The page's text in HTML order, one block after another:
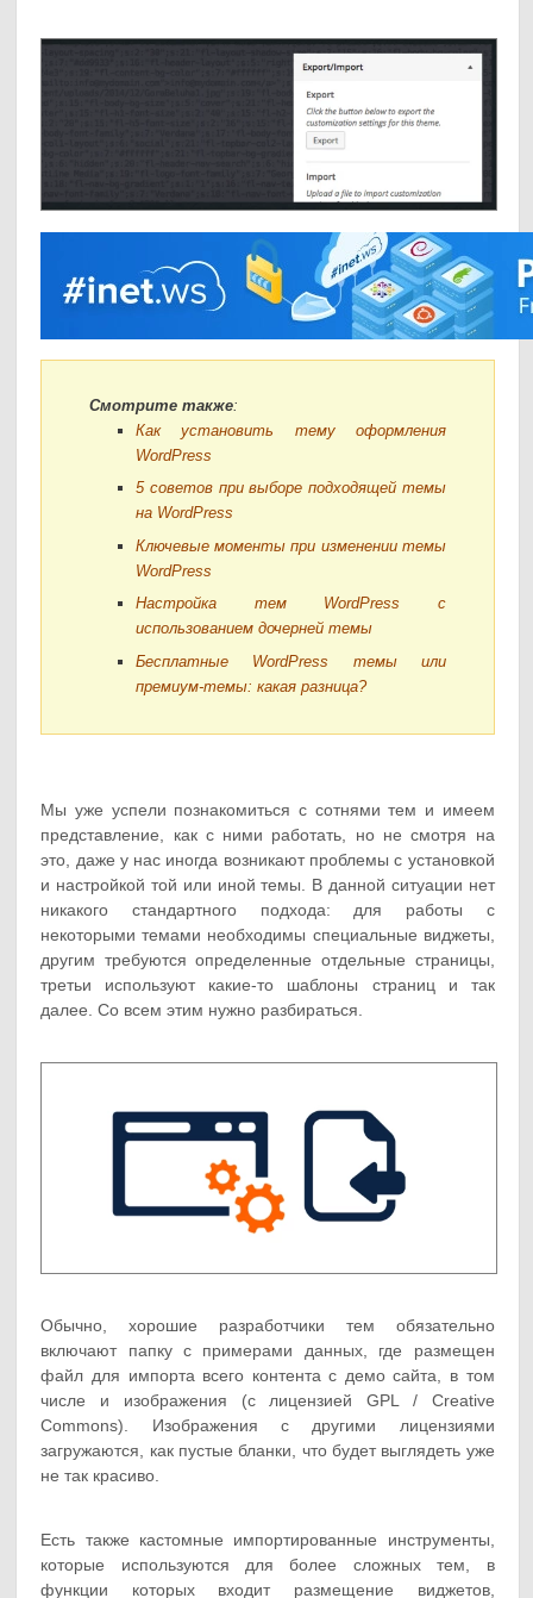
Смотрите также:
Как установить тему оформления
WordPress
5 советов при выборе подходящей темы
на WordPress
Ключевые моменты при изменении темы
WordPress
Настройка тем WordPress с
использованием дочерней темы
Бесплатные WordPress темы или
премиум-темы: какая разница?
Мы уже успели познакомиться с сотнями тем и имеем
представление, как с ними работать, но не смотря на
это, даже у нас иногда возникают проблемы с установкой
и настройкой той или иной темы. В данной ситуации нет
никакого стандартного подхода: для работы с
некоторыми темами необходимы специальные виджеты,
другим требуются определенные отдельные страницы,
третьи используют какие-то шаблоны страниц и так
далее. Со всем этим нужно разбираться.
Обычно, хорошие разработчики тем обязательно
включают папку с примерами данных, где размещен
файл для импорта всего контента с демо сайта, в том
числе и изображения (с лицензией GPL / Creative
Commons). Изображения с другими лицензиями
загружаются, как пустые бланки, что будет выглядеть уже
не так красиво.
Есть также кастомные импортированные инструменты,
которые используются для более сложных тем, в
функции которых входит размещение виджетов,